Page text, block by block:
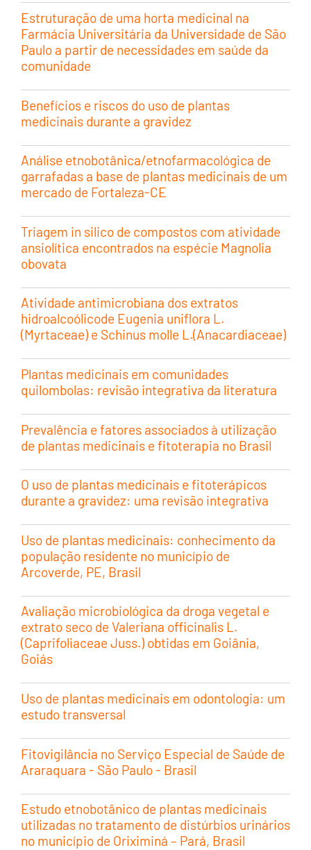
Estruturação de uma horta medicinal na
Farmácia Universitária da Universidade de São
Paulo a partir de necessidades em saúde da
comunidade
Benefícios e riscos do uso de plantas
medicinais durante a gravidez
Análise etnobotânica/etnofarmacológica de
garrafadas a base de plantas medicinais de um
mercado de Fortaleza-CE
Triagem in silico de compostos com atividade
ansiolítica encontrados na espécie Magnolia
obovata
Atividade antimicrobiana dos extratos
hidroalcoólicode Eugenia uniflora L.
(Myrtaceae) e Schinus molle L.(Anacardiaceae)
Plantas medicinais em comunidades
quilombolas: revisão integrativa da literatura
Prevalência e fatores associados à utilização
de plantas medicinais e fitoterapia no Brasil
O uso de plantas medicinais e fitoterápicos
durante a gravidez: uma revisão integrativa
Uso de plantas medicinais: conhecimento da
população residente no município de
Arcoverde, PE, Brasil
Avaliação microbiológica da droga vegetal e
extrato seco de Valeriana officinalis L.
(Caprifoliaceae Juss.) obtidas em Goiânia,
Goiás
Uso de plantas medicinais em odontologia: um
estudo transversal
Fitovigilância no Serviço Especial de Saúde de
Araraquara - São Paulo - Brasil
Estudo etnobotânico de plantas medicinais
utilizadas no tratamento de distúrbios urinários
no município de Oriximiná – Pará, Brasil